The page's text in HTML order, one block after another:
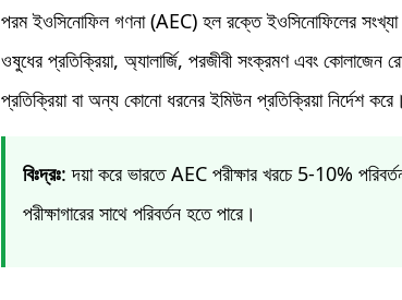
পরম ইওসিনোফিল গণনা (AEC) হল রক্তে ইওসিনোফিলের সংখ্যা
ওষুধের প্রতিক্রিয়া, অ্যালার্জি, পরজীবী সংক্রমণ এবং কোলাজেন
প্রতিক্রিয়া বা অন্য কোনো ধরনের ইমিউন প্রতিক্রিয়া নির্দেশ করে।
বিঃদ্রঃ: দয়া করে ভারতে AEC পরীক্ষার খরচে 5-10%
পরীক্ষাগারের সাথে পরিবর্তন হতে পারে।